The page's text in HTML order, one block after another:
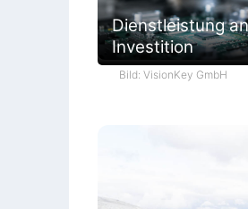
Dienstleistung
Investition
Bild: VisionKey GmbH